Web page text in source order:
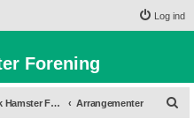
Log ind
Forening
Dansk Hamster Forening Arrangementer